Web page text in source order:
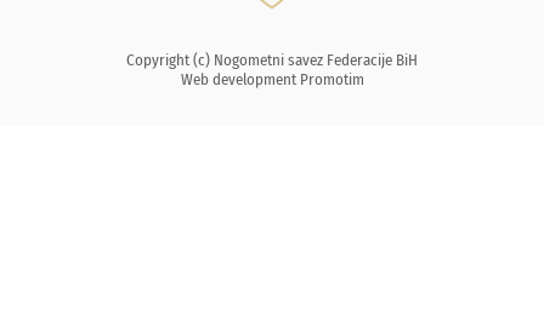
Copyright (c) Nogometni savez Federacije BiH
Web development Promotim